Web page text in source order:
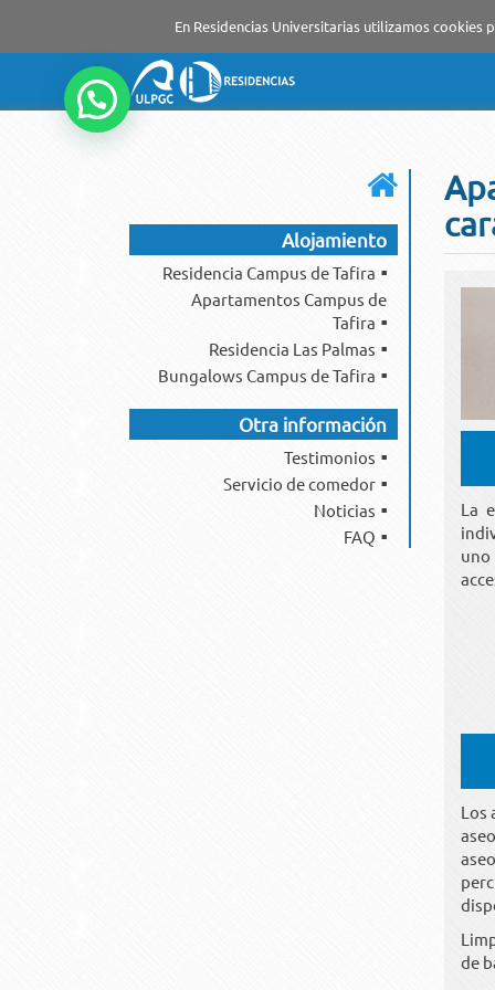
En Residencias Universitarias utilizamos cookies
Alojamiento
Residencia Campus de Tafira
Apartamentos Campus de
Tafira
Residencia Las Palmas
Bungalows Campus de Tafira
Otra información
Testimonios
Servicio de comedor
Noticias
FAQ
La
Los
de